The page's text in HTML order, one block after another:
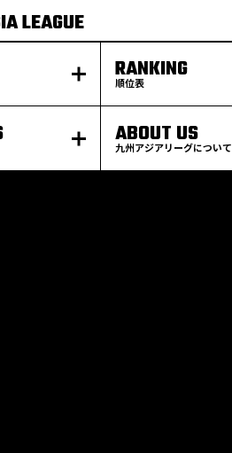
LEAGUE
RANKING
順位表
ABOUT US
九州アジアリーグについて